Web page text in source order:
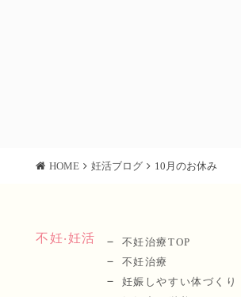
HOME 妊活ブログ 10月のお休み
不妊‧妊活
不妊治療TOP
不妊治療
妊娠しやすい体づくり